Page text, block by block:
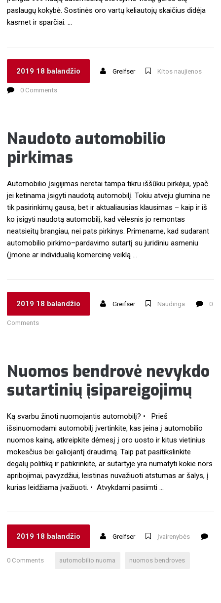
paslaugų kokybė. Sostinės oro vartų keliautojų skaičius didėja
kasmet ir sparčiai. …
2019 18 balandžio Greifser Kitos naujienos
0 Comments
Naudoto automobilio
pirkimas
Automobilio įsigijimas neretai tampa tikru iššūkiu pirkėjui, ypač
jei ketinama įsigyti naudotą automobilį. Tokiu atveju glumina ne
tik pasirinkimų gausa, bet ir aktualiausias klausimas – kaip ir iš
ko įsigyti naudotą automobilį, kad vėlesnis jo remontas
neatsieitų brangiau, nei pats pirkinys. Primename, kad sudarant
automobilio pirkimo–pardavimo sutartį su juridiniu asmeniu
(įmone ar individualią komercinę veiklą …
2019 18 balandžio Greifser Naudinga 0
Comments
Nuomos bendrovė nevykdo
sutartinių įsipareigojimų
Ką svarbu žinoti nuomojantis automobilį? • Prieš
išsinuomodami automobilį įvertinkite, kas įeina į automobilio
nuomos kainą, atkreipkite dėmesį į oro uosto ir kitus vietinius
mokesčius bei galiojantį draudimą. Taip pat pasitikslinkite
degalų politiką ir patikrinkite, ar sutartyje yra numatyti kokie nors
apribojimai, pavyzdžiui, leistinas nuvažiuoti atstumas ar šalys, į
kurias leidžiama įvažiuoti. • Atvykdami pasiimti …
2019 18 balandžio Greifser Įvairenybės
0 Comments automobilio nuoma nuomos bendroves